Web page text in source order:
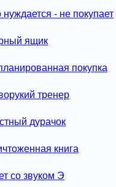
нуждается - не покупает
ящик
покупка
тренер
дурачок
книга
со звуком Э